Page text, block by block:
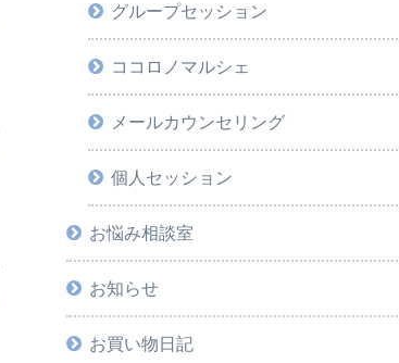
グループセッション
ココロノマルシェ
メールカウンセリング
個人セッション
お悩み相談室
お知らせ
お買い物日記